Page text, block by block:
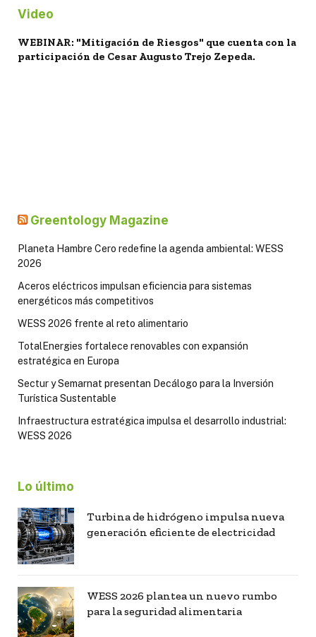
Video
WEBINAR: "Mitigación de Riesgos" que cuenta con la
participación de Cesar Augusto Trejo Zepeda.
Greentology Magazine
Planeta Hambre Cero redefine la agenda ambiental: WESS
2026
Aceros eléctricos impulsan eficiencia para sistemas
energéticos más competitivos
WESS 2026 frente al reto alimentario
TotalEnergies fortalece renovables con expansión
estratégica en Europa
Sectur y Semarnat presentan Decálogo para la Inversión
Turística Sustentable
Infraestructura estratégica impulsa el desarrollo industrial:
WESS 2026
Lo último
Turbina de hidrógeno impulsa nueva
generación eficiente de electricidad
WESS 2026 plantea un nuevo rumbo
para la seguridad alimentaria